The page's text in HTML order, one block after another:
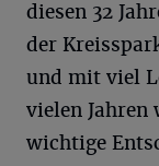
diesen 32
der
und mit viel
vielen
wichtige